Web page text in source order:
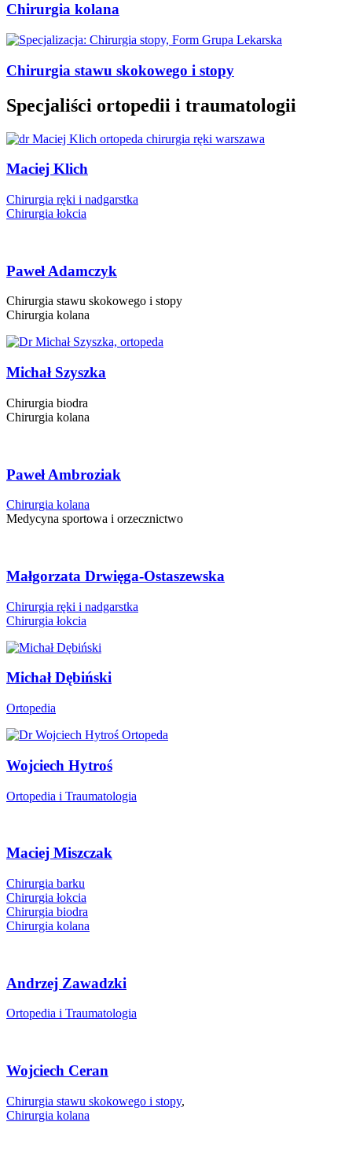
Chirurgia kolana
Chirurgia stawu skokowego i stopy
Specjaliści ortopedii i traumatologii
Maciej Klich
Chirurgia ręki i nadgarstka
Chirurgia łokcia
Paweł Adamczyk
Chirurgia stawu skokowego i stopy
Chirurgia kolana
Michał Szyszka
Chirurgia biodra
Chirurgia kolana
Paweł Ambroziak
Chirurgia kolana
Medycyna sportowa i orzecznictwo
Małgorzata Drwięga-Ostaszewska
Chirurgia ręki i nadgarstka
Chirurgia łokcia
Michał Dębiński
Ortopedia
Wojciech Hytroś
Ortopedia i Traumatologia
Maciej Miszczak
Chirurgia barku
Chirurgia łokcia
Chirurgia biodra
Chirurgia kolana
Andrzej Zawadzki
Ortopedia i Traumatologia
Wojciech Ceran
Chirurgia stawu skokowego i stopy,
Chirurgia kolana